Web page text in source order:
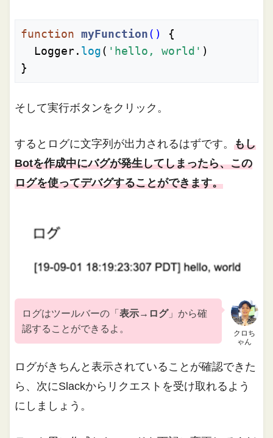
function myFunction()
{
  Logger.
log( 'hello, world' )
}
そして実行ボタンをクリック。
するとログに文字列が出力されるはずです。もし
Botを作成中にバグが発生してしまったら、この
ログを使ってデバグすることができます。
クロち
ゃん
ログはツールバーの「表示→ログ」から確
認することができるよ。
ログがきちんと表示されていることが確認できた
ら、次にSlackからリクエストを受け取れるよう
にしましょう。